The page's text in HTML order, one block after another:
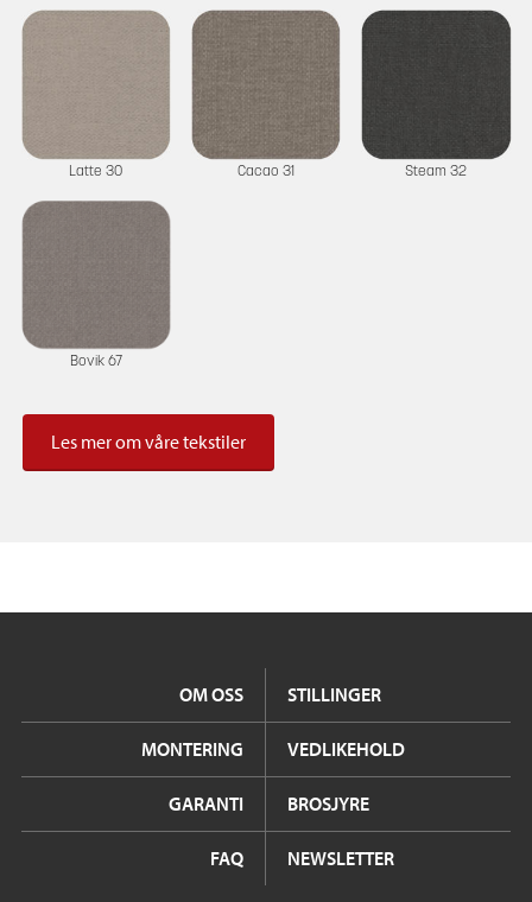
Latte 30 Cacao 31 Steam 32
Bovik 67
Les mer om våre tekstiler
OM OSS STILLINGER
MONTERING VEDLIKEHOLD
GARANTI BROSJYRE
FAQ NEWSLETTER